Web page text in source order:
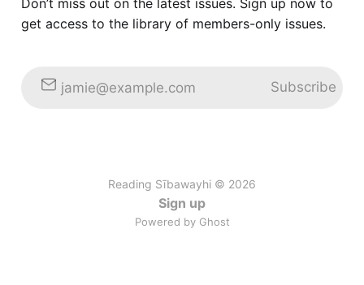
get access to the library of members-only issues.
jamie@example.com Subscribe
Reading Sībawayhi © 2026
Sign up
Powered by Ghost